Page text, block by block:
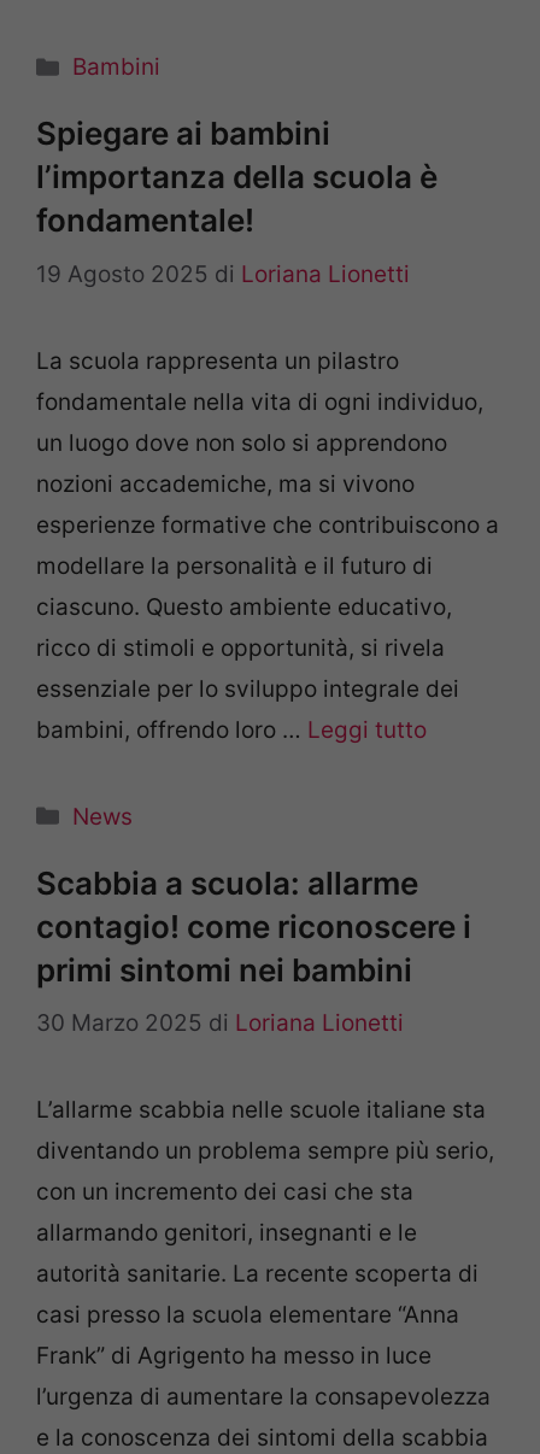
Categorie
Bambini
Spiegare ai bambini
l’importanza della scuola è
fondamentale!
19 Agosto 2025 di Loriana Lionetti
La scuola rappresenta un pilastro
fondamentale nella vita di ogni individuo,
un luogo dove non solo si apprendono
nozioni accademiche, ma si vivono
esperienze formative che contribuiscono a
modellare la personalità e il futuro di
ciascuno. Questo ambiente educativo,
ricco di stimoli e opportunità, si rivela
essenziale per lo sviluppo integrale dei
bambini, offrendo loro … Leggi tutto
Categorie
News
Scabbia a scuola: allarme
contagio! come riconoscere i
primi sintomi nei bambini
30 Marzo 2025 di Loriana Lionetti
L’allarme scabbia nelle scuole italiane sta
diventando un problema sempre più serio,
con un incremento dei casi che sta
allarmando genitori, insegnanti e le
autorità sanitarie. La recente scoperta di
casi presso la scuola elementare “Anna
Frank” di Agrigento ha messo in luce
l’urgenza di aumentare la consapevolezza
e la conoscenza dei sintomi della scabbia